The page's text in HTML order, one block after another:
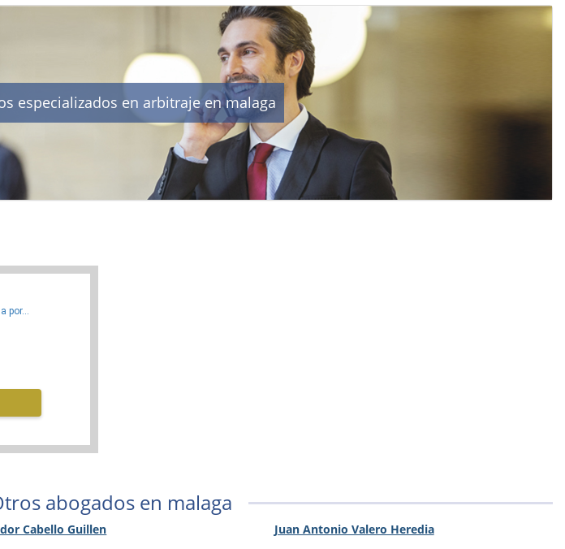
especializados en arbitraje en malaga
por...
abogados en malaga
Cabello Guillen Juan Antonio Valero Heredia